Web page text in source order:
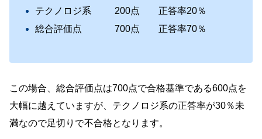
テクノロジ系 200点 正答率20％
総合評価点 700点 正答率70％
この場合、総合評価点は700点で合格基準である600点を
大幅に越えていますが、テクノロジ系の正答率が30％未
満なので足切りで不合格となります。